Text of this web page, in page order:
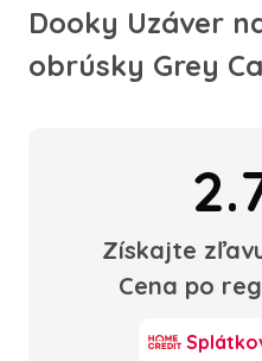
Dooky Uzáver
obrúsky Grey
Získajte
Cena po